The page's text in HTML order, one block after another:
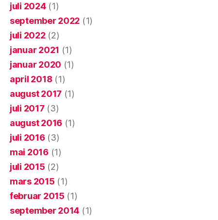
juli 2024(1)
september 2022 (1)
juli 2022 (2)
januar 2021 (1)
januar 2020 (1)
april 2018 (1)
august 2017 (1)
juli 2017 (3)
august 2016 (1)
juli 2016 (3)
mai 2016 (1)
juli 2015 (2)
mars 2015 (1)
februar 2015 (1)
september 2014 (1)